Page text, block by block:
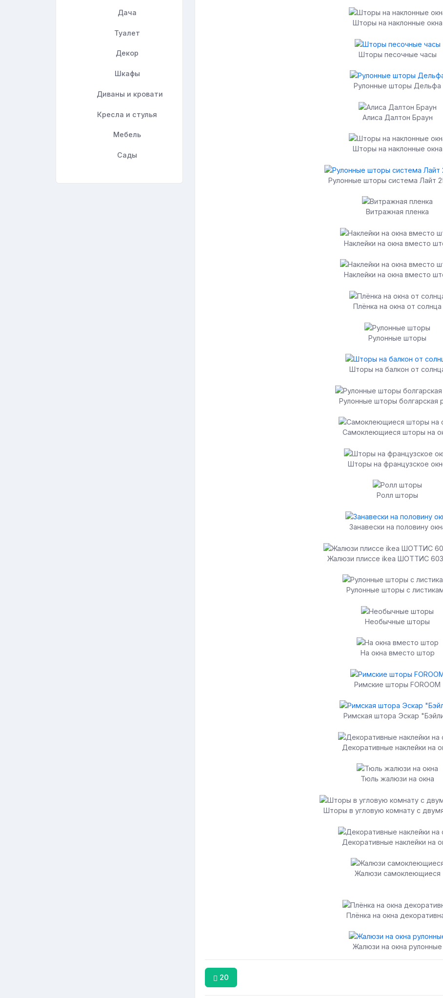
Дача
Туалет
Декор
Шкафы
Диваны и кровати
Кресла и стулья
Мебель
Сады
Шторы на наклонные окна
Шторы песочные часы
Рулонные шторы Дельфа
Алиса Далтон Браун
Шторы на наклонные окна
Рулонные шторы система Лайт
Витражная пленка
Наклейки на окна вместо
Наклейки на окна вместо
Плёнка на окна от солнца
Рулонные шторы
Шторы на балкон от
Рулонные шторы болгарская
Самоклеющиеся шторы на
Шторы на французское
Ролл шторы
Занавески на половину
Жалюзи плиссе ikea ШОТТИС
Рулонные шторы с
Необычные шторы
На окна вместо штор
Римские шторы FOROOM
Римская штора Эскар
Декоративные наклейки на
Тюль жалюзи на окна
Шторы в угловую комнату с
Декоративные наклейки на
Жалюзи самоклеющиеся
Плёнка на окна
Жалюзи на окна рулонные
20